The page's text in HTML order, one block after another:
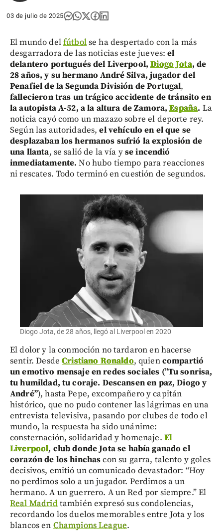
03 de julio de 2025
El mundo delfútbolse ha despertado con la más
desgarradora de las noticias este jueves:el
delantero portugués del Liverpool,Diogo Jota, de
28 años, y su hermano André Silva, jugador del
Penafiel de la Segunda División de Portugal,
fallecieron tras un trágico accidente de tránsito en
la autopista A-52, a la altura de Zamora,España. La
noticia cayó como un mazazo sobre el deporte rey.
Según las autoridades,el vehículo en el que se
desplazaban los hermanos sufrió la explosión de
una llanta, se salió de la vía yse incendió
inmediatamente. No hubo tiempo para reacciones
ni rescates. Todo terminó en cuestión de segundos.
Diogo Jota, de 28 años, llegó al Liverpool en 2020
El dolor y la conmoción no tardaron en hacerse
sentir. DesdeCristiano Ronaldo, quiencompartió
un emotivo mensaje en redes sociales (”Tu sonrisa,
tu humildad, tu coraje. Descansen en paz, Diogo y
André”), hasta Pepe, excompañero y capitán
histórico, que no pudo contener las lágrimas en una
entrevista televisiva, pasando por clubes de todo el
mundo, la respuesta ha sido unánime:
consternación, solidaridad y homenaje. El
Liverpool, club donde Jota se había ganado el
corazón de los hinchascon su garra, talento y goles
decisivos, emitió un comunicado devastador: “Hoy
no perdimos solo a un jugador. Perdimos a un
hermano. A un guerrero. A un Red por siempre.” El
Real Madridtambién expresó sus condolencias,
recordando los duelos memorables entre Jota y los
blancos en Champions League.